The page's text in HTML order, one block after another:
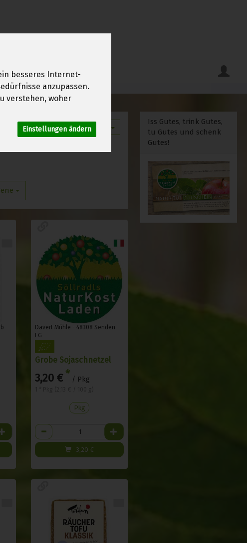
besseres Internet-
anzupassen.
verstehen, woher
Einstellungen ändern
Davert Mühle - 48308 Senden
EG
Grobe Sojaschnetzel
3,20 € * / Pkg
Pkg
Anzahl
3,20 €
Iss Gutes, trink Gutes,
tu Gutes und schenk
Gutes!